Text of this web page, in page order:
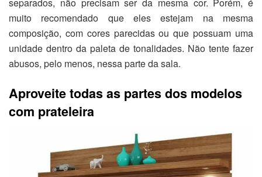
separados, não precisam ser da mesma cor. Porém, é
muito recomendado que eles estejam na mesma
composição, com cores parecidas ou que possuam uma
unidade dentro da paleta de tonalidades. Não tente fazer
abusos, pelo menos, nessa parte da sala.
Aproveite todas as partes dos modelos
com prateleira